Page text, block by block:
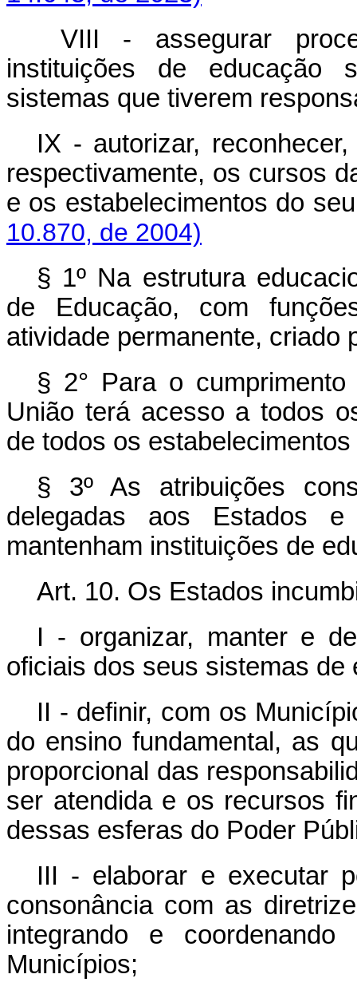
VIII - assegurar
instituições de educação
sistemas que tiverem
IX - autorizar,
respectivamente, os cursos
e os estabelecimentos do
10.870, de 2004)
§ 1º Na estrutura
de Educação, com
atividade permanente, criado
§ 2° Para o
União terá acesso a todos
de todos os
§ 3º As atribuições
delegadas aos Estados
mantenham instituições de
Art. 10. Os Estados
I - organizar, manter e
oficiais dos seus sistemas de
II - definir, com os
do ensino fundamental, as
proporcional das
ser atendida e os recursos
dessas esferas do Poder
III - elaborar e executar
consonância com as
integrando e
Municípios;